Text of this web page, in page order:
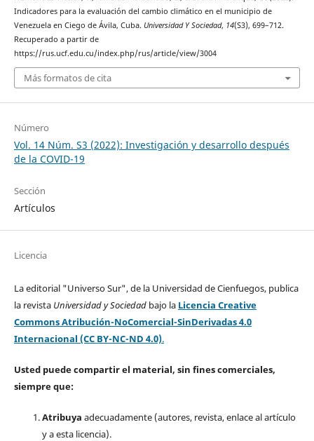
Indicadores para la evaluación del cambio climático en el municipio de
Venezuela en Ciego de Ávila, Cuba. Universidad Y Sociedad, 14(S3), 699–712.
Recuperado a partir de
https://rus.ucf.edu.cu/index.php/rus/article/view/3004
Más formatos de cita
Número
Vol. 14 Núm. S3 (2022): Investigación y desarrollo después
de la COVID-19
Sección
Artículos
Licencia
La editorial "Universo Sur", de la Universidad de Cienfuegos, publica
la revista Universidad y Sociedad bajo la Licencia Creative
Commons Atribución-NoComercial-SinDerivadas 4.0
Internacional (CC BY-NC-ND 4.0).
Usted puede compartir el material, sin fines comerciales,
siempre que:
Atribuya adecuadamente (autores, revista, enlace al artículo
y a esta licencia).